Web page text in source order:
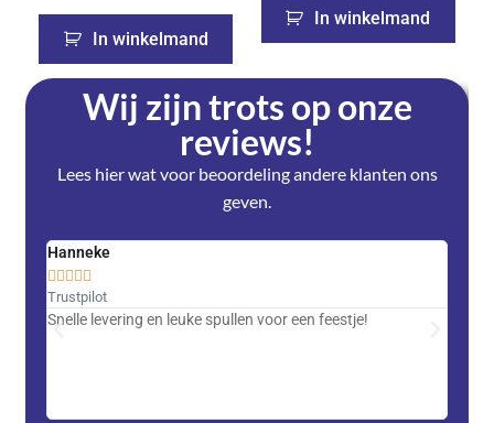
In winkelmand
In winkelmand
Wij zijn trots op onze
reviews!
Lees hier wat voor beoordeling andere klanten ons
geven.
Hanneke
    
Trustpilot
Snelle levering en leuke spullen voor een feestje!